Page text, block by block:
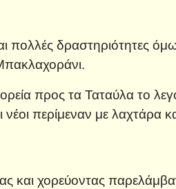
πολλές δραστηριότητες
προς τα Ταταύλα το
περίμεναν με λαχτάρα
και χορεύοντας